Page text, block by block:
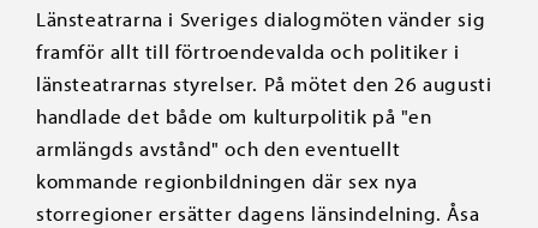
Länsteatrarna i Sveriges dialogmöten vänder sig
framför allt till förtroendevalda och politiker i
länsteatrarnas styrelser. På mötet den 26 augusti
handlade det både om kulturpolitik på "en
armlängds avstånd" och den eventuellt
kommande regionbildningen där sex nya
storregioner ersätter dagens länsindelning. Åsa